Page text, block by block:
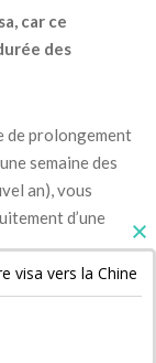
car ce
des
de prolongement
semaine des
an), vous
d’une
plus tôt si la
non ouvrable.
visa vers la Chine